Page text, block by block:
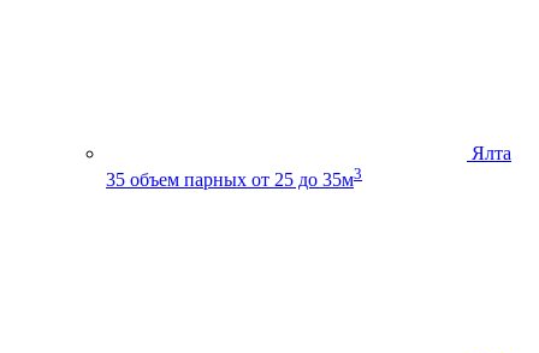
Ялта
35 объем парных от 25 до 35м3